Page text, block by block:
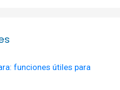
funciones útiles para